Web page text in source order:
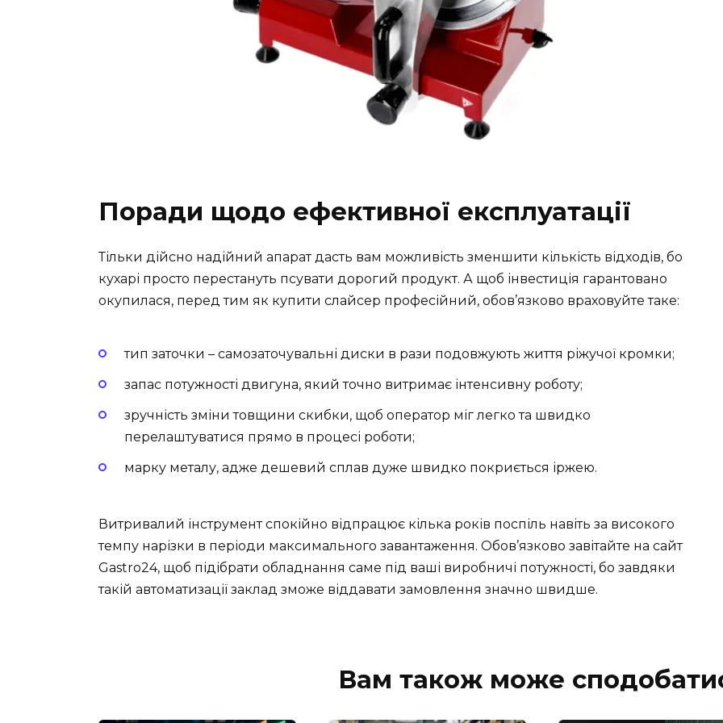
Поради щодо ефективної експлуатації
Тільки дійсно надійний апарат дасть вам можливість зменшити кількість відходів, бо
кухарі просто перестануть псувати дорогий продукт. А щоб інвестиція гарантовано
окупилася, перед тим як купити слайсер професійний, обов’язково враховуйте таке:
тип заточки – самозаточувальні диски в рази подовжують життя ріжучої кромки;
запас потужності двигуна, який точно витримає інтенсивну роботу;
зручність зміни товщини скибки, щоб оператор міг легко та швидко
перелаштуватися прямо в процесі роботи;
марку металу, адже дешевий сплав дуже швидко покриється іржею.
Витривалий інструмент спокійно відпрацює кілька років поспіль навіть за високого
темпу нарізки в періоди максимального завантаження. Обов’язково завітайте на сайт
Gastro24, щоб підібрати обладнання саме під ваші виробничі потужності, бо завдяки
такій автоматизації заклад зможе віддавати замовлення значно швидше.
Вам також може